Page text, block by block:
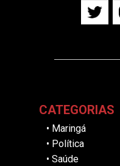
CATEGORIAS
• Maringá
• Política
• Saúde